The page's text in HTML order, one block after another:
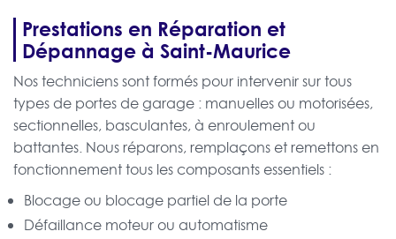
Prestations en Réparation et
Dépannage à Saint-Maurice
Nos techniciens sont formés pour intervenir sur tous
types de portes de garage : manuelles ou motorisées,
sectionnelles, basculantes, à enroulement ou
battantes. Nous réparons, remplaçons et remettons en
fonctionnement tous les composants essentiels :
Blocage ou blocage partiel de la porte
Défaillance moteur ou automatisme